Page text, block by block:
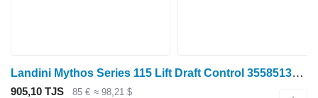
Landini Mythos Series 115 Lift Draft Control 3558513m92 LAGC125N12 205 для трактора колесного
905,10 TJS 85 € ≈ 98,21 $